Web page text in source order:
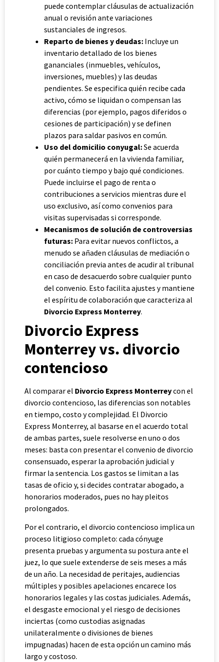
puede contemplar cláusulas de actualización
anual o revisión ante variaciones
sustanciales de ingresos.
Reparto de bienes y deudas: Incluye un
inventario detallado de los bienes
gananciales (inmuebles, vehículos,
inversiones, muebles) y las deudas
pendientes. Se especifica quién recibe cada
activo, cómo se liquidan o compensan las
diferencias (por ejemplo, pagos diferidos o
cesiones de participación) y se definen
plazos para saldar pasivos en común.
Uso del domicilio conyugal:Se acuerda
quién permanecerá en la vivienda familiar,
por cuánto tiempo y bajo qué condiciones.
Puede incluirse el pago de renta o
contribuciones a servicios mientras dure el
uso exclusivo, así como convenios para
visitas supervisadas si corresponde.
Mecanismos de solución de controversias
futuras: Para evitar nuevos conflictos, a
menudo se añaden cláusulas de mediación o
conciliación previa antes de acudir al tribunal
en caso de desacuerdo sobre cualquier punto
del convenio. Esto facilita ajustes y mantiene
el espíritu de colaboración que caracteriza al
Divorcio Express Monterrey.
Divorcio Express
Monterrey vs. divorcio
contencioso
Al comparar el Divorcio Express Monterreycon el
divorcio contencioso, las diferencias son notables
en tiempo, costo y complejidad. El Divorcio
Express Monterrey, al basarse en el acuerdo total
de ambas partes, suele resolverse en uno o dos
meses: basta con presentar el convenio de divorcio
consensuado, esperar la aprobación judicial y
firmar la sentencia. Los gastos se limitan a las
tasas de oficio y, si decides contratar abogado, a
honorarios moderados, pues no hay pleitos
prolongados.
Por el contrario, el divorcio contencioso implica un
proceso litigioso completo: cada cónyuge
presenta pruebas y argumenta su postura ante el
juez, lo que suele extenderse de seis meses a más
de un año. La necesidad de peritajes, audiencias
múltiples y posibles apelaciones encarece los
honorarios legales y las costas judiciales. Además,
el desgaste emocional y el riesgo de decisiones
inciertas (como custodias asignadas
unilateralmente o divisiones de bienes
impugnadas) hacen de esta opción un camino más
largo y costoso.